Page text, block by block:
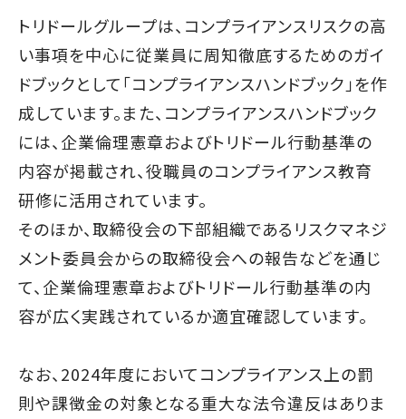
トリドールグループは、コンプライアンスリスクの高
い事項を中心に従業員に周知徹底するためのガイ
ドブックとして「コンプライアンスハンドブック」を作
成しています。また、コンプライアンスハンドブック
には、企業倫理憲章およびトリドール行動基準の
内容が掲載され、役職員のコンプライアンス教育
研修に活用されています。
そのほか、取締役会の下部組織であるリスクマネジ
メント委員会からの取締役会への報告などを通じ
て、企業倫理憲章およびトリドール行動基準の内
容が広く実践されているか適宜確認しています。
なお、2024年度においてコンプライアンス上の罰
則や課徴金の対象となる重大な法令違反はありま